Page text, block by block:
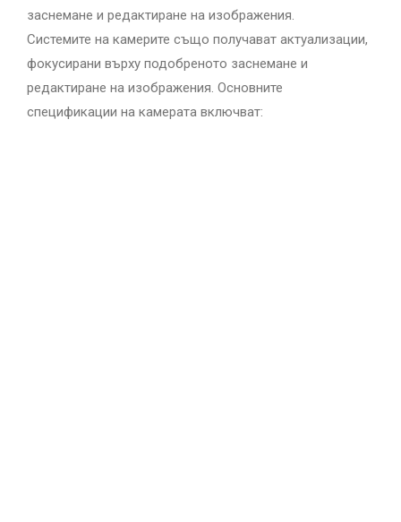
заснемане и редактиране на изображения.
Системите на камерите също получават актуализации,
фокусирани върху подобреното заснемане и
редактиране на изображения. Основните
спецификации на камерата включват: